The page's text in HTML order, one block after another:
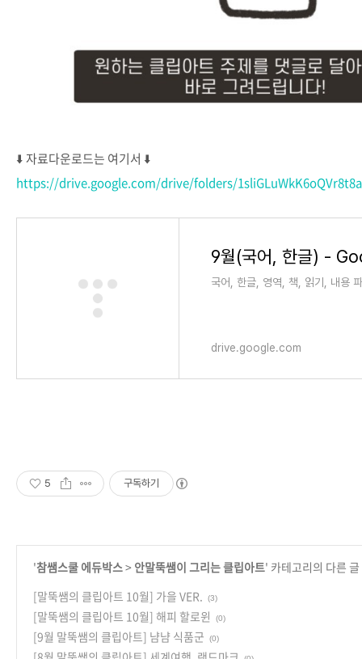
⬇️ 자료다운로드는 여기서 ⬇️
https://drive.google.com/drive/folders/
9월(국어, 한글) -
국어, 한글, 영역, 책, 읽기, 내용
drive.google.com
5 구독하기
'참쌤스쿨 에듀박스> 안말뚝쌤이 그리는 클립아트' 카테고리의 다른 글
[말뚝쌤의 클립아트 10월] 가을 VER.
(3)
[말뚝쌤의 클립아트 10월] 해피 할로윈 (0)
[9월 말뚝쌤의 클립아트] 냠냠 식품군 (0)